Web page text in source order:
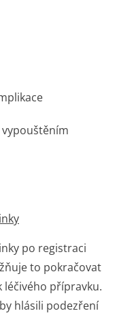
po registraci
to pokračovat
přípravku.
hlásili podezření